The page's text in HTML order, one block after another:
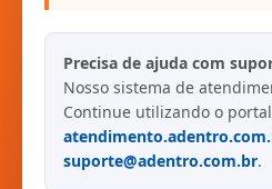
Precisa de ajuda com
Nosso sistema de
Continue utilizando o portal
suporte@adentro.com.br.